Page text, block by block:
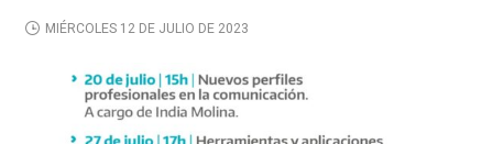
MIÉRCOLES 12 DE JULIO DE 2023